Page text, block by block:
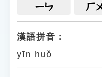
ㄧㄣ ㄏ
漢語拼音：
yīn huǒ